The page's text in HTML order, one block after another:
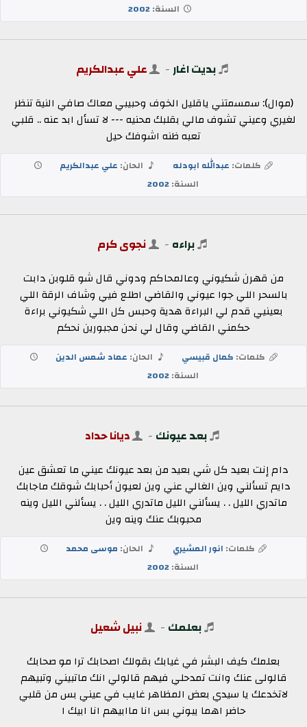
السنة:2002
بديت اغار- علي عبدالكريم
(موال): سمسمتني ياقليل الخوف وحبيبي معاك صافي النية تنظر
لغيري وعيني تشوف مالي بقلبك محنيه --- لا تسأل ابد عنه .. قلبي
تعبه ظنه اشوفك حيل
كلمات: عبدالله ابودله الحان: علي عبدالكريم
السنة:2002
براءه - نجوى كرم
من قهرن شكيوني وعالمحاكم ودوني قال شو قلوبن دابت
بالسحر اللي جوا عيوني والقاضي اطلع فيي وشاف الرقة اللي
بعينيي قدم لي البراءة هدية وحبس كل اللي شكيوني براءة
حكمني القاضي وقال لي نحن مجبورين نحكم
كلمات: كمال قبيسي الحان: عماد شمس الدين
السنة:2002
بعد عيونك - ديانا حداد
دام إنت بعيد كل شي بعيد من بعد عيونك عيني ما تعشق عين
دايم تسألني وين الغالي عني وين لعيون أحبابك شوقك ماجابك
ماتدري الليل . . يسألني الليل ماتدري الليل . . يسألني الليل وينه
محبوبك عنك وينه وين
كلمات: انور المشيري الحان: موسى محمد
السنة:2002
بعلمك - نبيل شعيل
بعلمك كيف البشر في غيابك بقولك اصحابك ترا مو صحابك
قالولى عنك وانت تمدحلي فيهم قالولي انك ماتبيني وتبيهم
لاتخدعك يا سيدي بعض المظاهر غايب في عيني بس من قلبي
حاضر اهما يبوني بس انا ماابيهم انا ابيك ا